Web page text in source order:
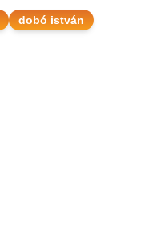
dobó istván